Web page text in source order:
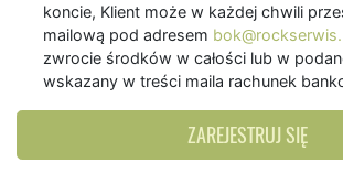
koncie, Klient może w każdej chwili
mailową pod adresem
zwrocie środków w całości lub w
wskazany w treści maila rachunek
ZAREJESTRUJ SIĘ